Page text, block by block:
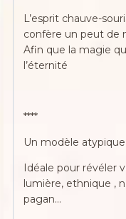
L’esprit chauve-
confère un peut de
Afin que la magie
l’éternité
****
Un modèle
Idéale pour révéler
lumière, ethnique ,
pagan…